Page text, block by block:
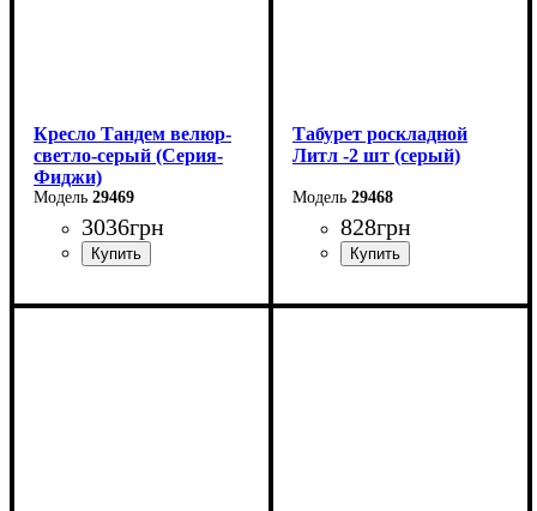
Кресло Тандем велюр-
светло-серый (Серия-
Фиджи)
29469
3036грн
Ширина: 58 см
Табурет роскладной
Литл -2 шт (серый)
29468
828грн
Ширина: 33 см